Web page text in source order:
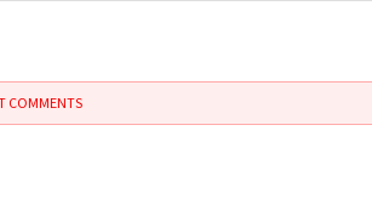
COMMENTS